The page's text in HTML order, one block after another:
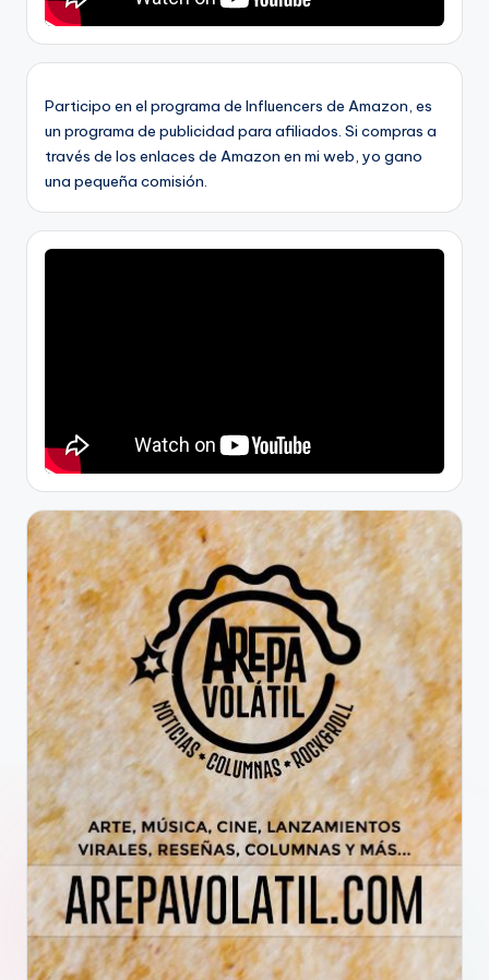
Participo en el programa de Influencers de Amazon, es
un programa de publicidad para afiliados. Si compras a
través de los enlaces de Amazon en mi web, yo gano
una pequeña comisión.